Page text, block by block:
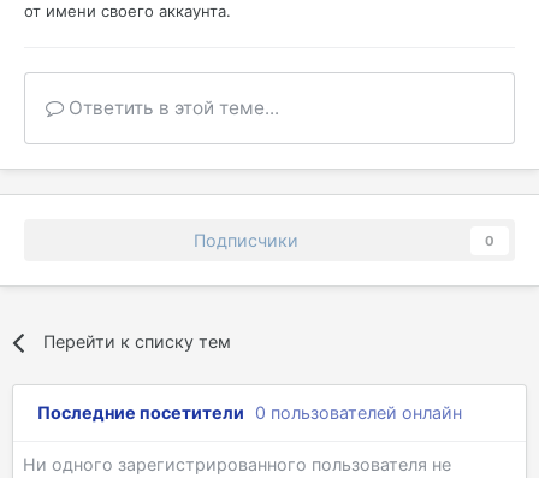
от имени своего аккаунта.
Ответить в этой теме...
Подписчики 0
Перейти к списку тем
Последние посетители 0 пользователей онлайн
Ни одного зарегистрированного пользователя не